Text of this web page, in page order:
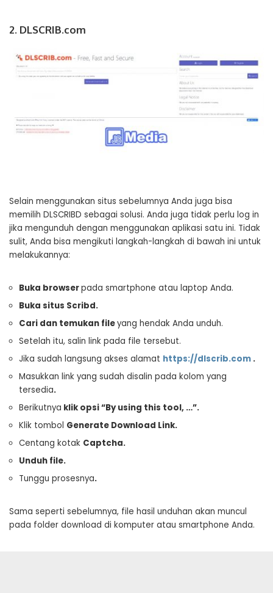
2. DLSCRIB.com
Selain menggunakan situs sebelumnya Anda juga bisa
memilih DLSCRIBD sebagai solusi. Anda juga tidak perlu log in
jika mengunduh dengan menggunakan aplikasi satu ini. Tidak
sulit, Anda bisa mengikuti langkah-langkah di bawah ini untuk
melakukannya:
Buka browserpada smartphone atau laptop Anda.
Buka situs Scribd.
Cari dan temukan fileyang hendak Anda unduh.
Setelah itu, salin link pada file tersebut.
Jika sudah langsung akses alamat https://dlscrib.com .
Masukkan link yang sudah disalin pada kolom yang
tersedia.
Berikutnya klik opsi “By using this tool, …”.
Klik tombol Generate Download Link.
Centang kotak Captcha.
Unduh file.
Tunggu prosesnya.
Sama seperti sebelumnya, file hasil unduhan akan muncul
pada folder download di komputer atau smartphone Anda.